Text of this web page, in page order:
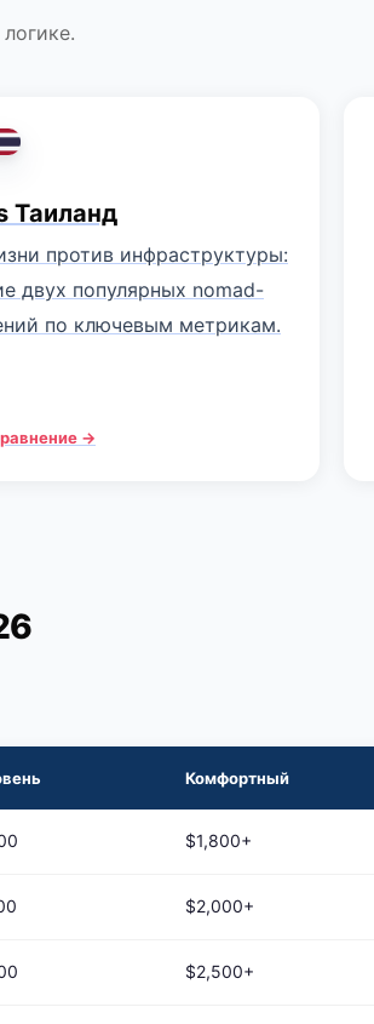
Таиланд
против инфраструктуры:
двух популярных nomad-
по ключевым метрикам.
→
Комфортный
$1,800+
$2,000+
$2,500+